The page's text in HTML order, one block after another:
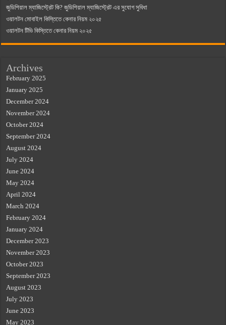
জুডিশিয়াল ম্যাজিস্ট্রেট কি? জুডিশিয়াল ম্যাজিস্ট্রেট এর সুযোগ সুবিধা
ওয়ালটন মোবাইল কিস্তিতে কেনার নিয়ম ২০২৫
ওয়ালটন টিভি কিস্তিতে কেনার নিয়ম ২০২৫
Archives
February 2025
January 2025
December 2024
November 2024
October 2024
September 2024
August 2024
July 2024
June 2024
May 2024
April 2024
March 2024
February 2024
January 2024
December 2023
November 2023
October 2023
September 2023
August 2023
July 2023
June 2023
May 2023